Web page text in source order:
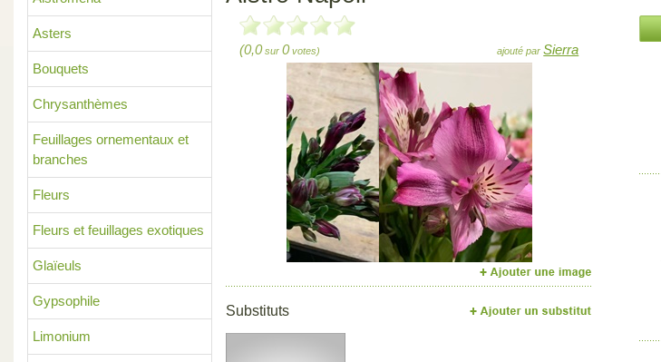
Asters
Bouquets
Chrysanthèmes
Feuillages ornementaux et
branches
Fleurs
Fleurs et feuillages exotiques
Glaïeuls
Gypsophile
Limonium
(0,0sur 0votes) ajouté parSierra
Previous Next
Substituts